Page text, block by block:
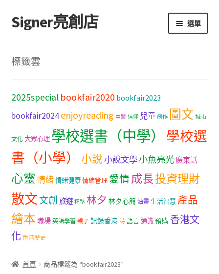
跳
至
覽
列
跳
至
要
內
Signer亮創店 選單
學校選書（小學）
「此時此地 看見亮光」2025特展
網上書店
無紙書
文創
標籤雲
2025special bookfair2020 bookfair2023
bookfair2024enjoyreading 中醫 信仰 兒童 創作 圖文 城市
文化 大眾心理 學校選書（中學）
學校選
書（小學）
小說小說文學小魚亮光 廣東話
心靈 情緒情緒健康情緒管理 愛情 成長投資理財
散文 文創 旅遊 杯墊 林夕 林夕心簡 油畫 生活智慧 產品
繪本 職場 英語學習 親子 記錄香港 詩 語言通識預購 香港文
化 香港歷史
首頁 商品標籤為 “bookfair2023”